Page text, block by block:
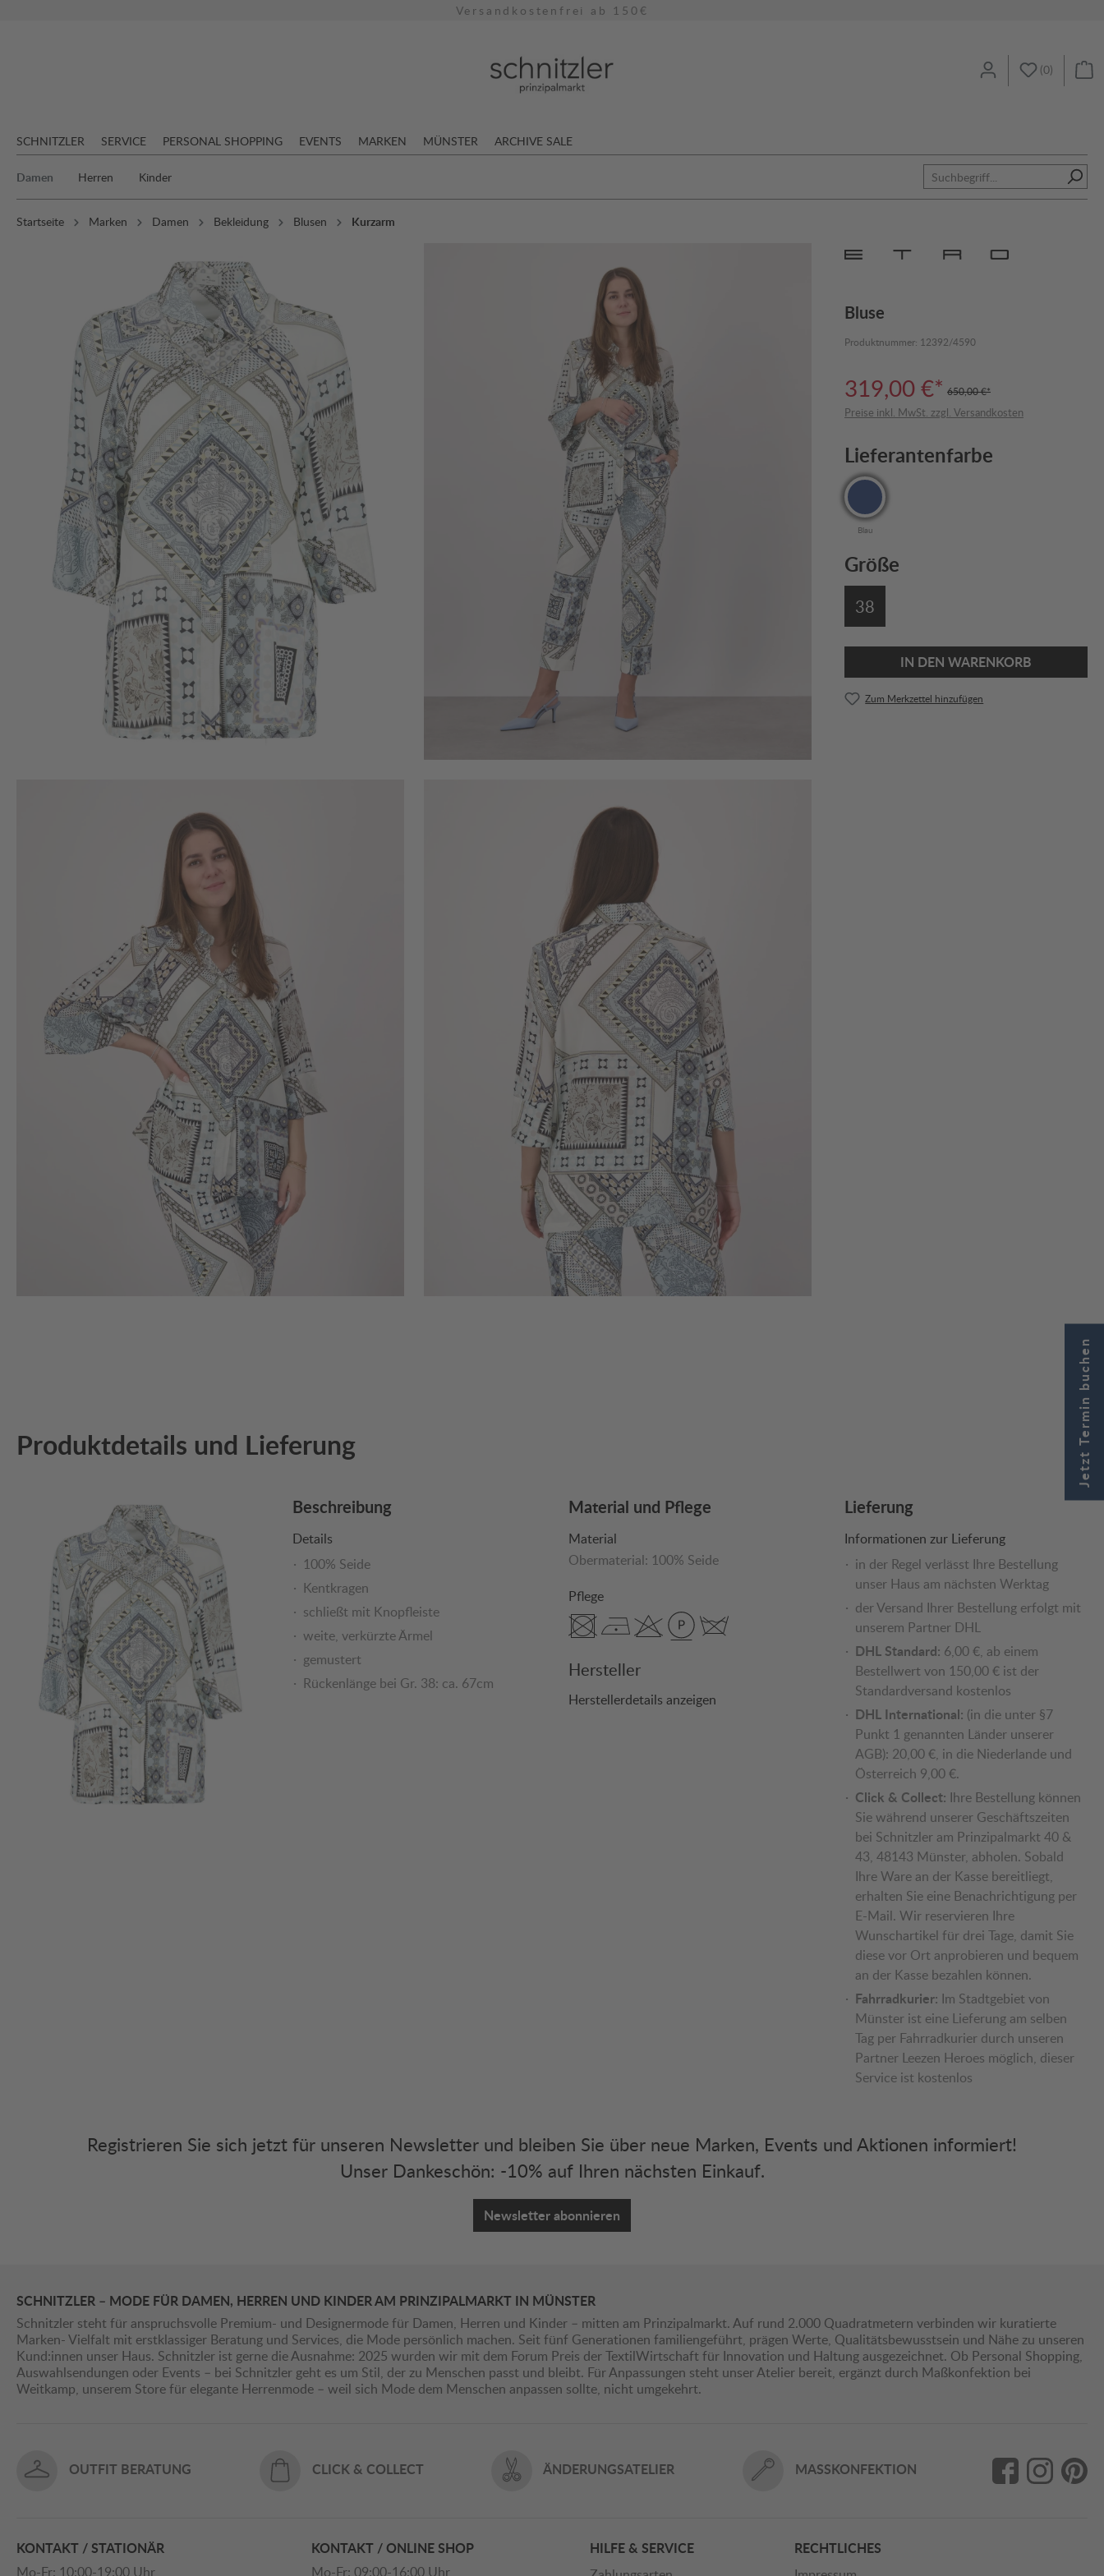
Versandkostenfrei ab 150€
(0)
SCHNITZLER SERVICE PERSONAL SHOPPING EVENTS MARKEN MÜNSTER ARCHIVE SALE
Damen Herren Kinder
Startseite Marken Damen Bekleidung Blusen Kurzarm
Bluse
Produktnummer: 12392/4590
319,00 €* 650,00 €*
Preise inkl. MwSt. zzgl. Versandkosten
Lieferantenfarbe
Blau
Größe
38
IN DEN WARENKORB
Zum Merkzettel hinzufügen
Produktdetails und Lieferung
Beschreibung
Details
100% Seide
Kentkragen
schließt mit Knopfleiste
weite, verkürzte Ärmel
gemustert
Rückenlänge bei Gr. 38: ca. 67cm
Material und Pflege
Material
Obermaterial: 100% Seide
Pflege
Hersteller
Herstellerdetails anzeigen
Lieferung
Informationen zur Lieferung
in der Regel verlässt Ihre Bestellung
unser Haus am nächsten Werktag
der Versand Ihrer Bestellung erfolgt mit
unserem Partner DHL
DHL Standard: 6,00 €, ab einem
Bestellwert von 150,00 € ist der
Standardversand kostenlos
DHL International: (in die unter §7
Punkt 1 genannten Länder unserer
AGB): 20,00 €, in die Niederlande und
Österreich 9,00 €.
Click & Collect: Ihre Bestellung können
Sie während unserer Geschäftszeiten
bei Schnitzler am Prinzipalmarkt 40 &
43, 48143 Münster, abholen. Sobald
Ihre Ware an der Kasse bereitliegt,
erhalten Sie eine Benachrichtigung per
E-Mail. Wir reservieren Ihre
Wunschartikel für drei Tage, damit Sie
diese vor Ort anprobieren und bequem
an der Kasse bezahlen können.
Fahrradkurier: Im Stadtgebiet von
Münster ist eine Lieferung am selben
Tag per Fahrradkurier durch unseren
Partner Leezen Heroes möglich, dieser
Service ist kostenlos
Registrieren Sie sich jetzt für unseren Newsletter und bleiben Sie über neue Marken, Events und Aktionen informiert!
Unser Dankeschön: -10% auf Ihren nächsten Einkauf.
Newsletter abonnieren
SCHNITZLER – MODE FÜR DAMEN, HERREN UND KINDER AM PRINZIPALMARKT IN MÜNSTER
Schnitzler steht für anspruchsvolle Premium- und Designermode für Damen, Herren und Kinder – mitten am Prinzipalmarkt. Auf rund 2.000 Quadratmetern verbinden wir kuratierte
Marken- Vielfalt mit erstklassiger Beratung und Services, die Mode persönlich machen. Seit fünf Generationen familiengeführt, prägen Werte, Qualitätsbewusstsein und Nähe zu unseren
Kund:innen unser Haus. Schnitzler ist gerne die Ausnahme: 2025 wurden wir mit dem Forum Preis der TextilWirtschaft für Innovation und Haltung ausgezeichnet. Ob Personal Shopping,
Auswahlsendungen oder Events – bei Schnitzler geht es um Stil, der zu Menschen passt und bleibt. Für Anpassungen steht unser Atelier bereit, ergänzt durch Maßkonfektion bei
Weitkamp, unserem Store für elegante Herrenmode – weil sich Mode dem Menschen anpassen sollte, nicht umgekehrt.
OUTFIT BERATUNG CLICK & COLLECT ÄNDERUNGSATELIER MASSKONFEKTION
KONTAKT / STATIONÄR
Mo-Fr: 10:00-19:00 Uhr
KONTAKT / ONLINE SHOP
Mo-Fr: 09:00-16:00 Uhr
HILFE & SERVICE RECHTLICHES
Jetzt Termin buchen